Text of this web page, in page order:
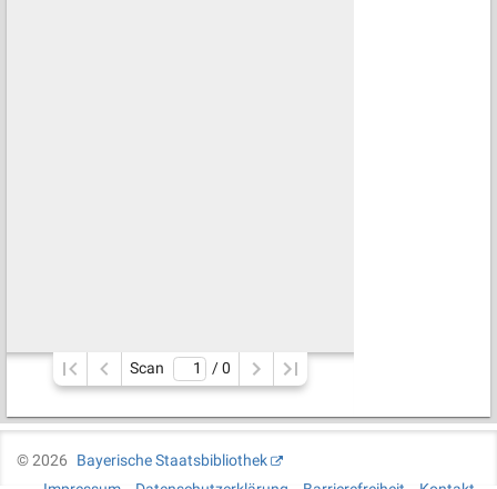
Scan / 0
©2026
Bayerische Staatsbibliothek